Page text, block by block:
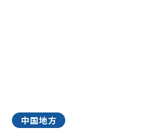
中国地方